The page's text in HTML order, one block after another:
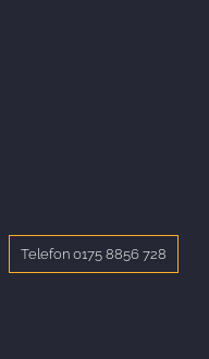
Telefon 0175 8856 728